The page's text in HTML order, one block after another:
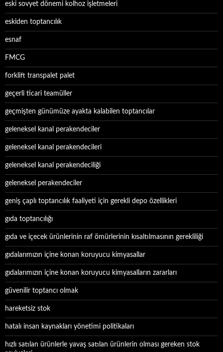
eski sovyet dönemi kolhoz işletmeleri
eskiden toptancılık
esnaf
FMCG
forklift transpalet palet
geçerli ticari teamüller
geçmişten günümüze ayakta kalabilen toptancılar
geleneksel kanal perakendeciler
geleneksel kanal perakendecileri
geleneksel kanal perakendeciliği
geleneksel perakendeciler
geniş çaplı toptancılık faaliyeti için gerekli depo özellikleri
gıda toptancılığı
gıda ve içecek ürünlerinin raf ömürlerinin kısaltılmasının gerekliliği
gıdalarımızın içine konan koruyucu kimyasallar
gıdalarımızın içine konan koruyucu kimyasalların zararları
güvenilir toptancı olmak
hareketsiz stok
hatalı insan kaynakları yönetimi politikaları
hızlı satılan ürünlerle yavaş satılan ürünlerin olması gereken stok